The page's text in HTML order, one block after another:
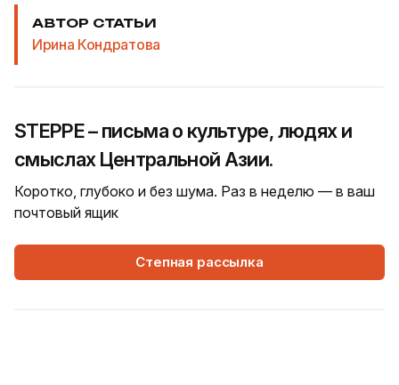
АВТОР СТАТЬИ
Ирина Кондратова
STEPPE – письма о культуре, людях и
смыслах Центральной Азии.
Коротко, глубоко и без шума. Раз в неделю — в ваш
почтовый ящик
Степная рассылка